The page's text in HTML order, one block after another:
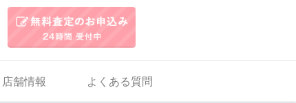
店舗情報 よくある質問